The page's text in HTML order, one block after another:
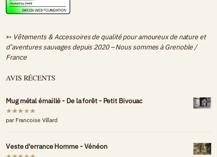
➳ Vêtements & Accessoires de qualité pour amoureux de nature et
d’aventures sauvages depuis 2020 – Nous sommes àGrenoble /
France
AVIS RÉCENTS
Mug métal émaillé - De la forêt - Petit Bivouac
par Francoise Villard
Veste d'errance Homme - Vénéon